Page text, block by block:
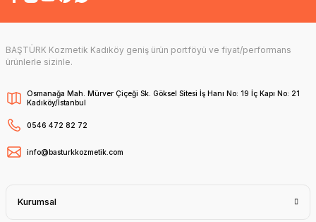
BAŞTÜRK Kozmetik Kadıköy geniş ürün portföyü ve fiyat/performans
ürünlerle sizinle.
Osmanağa Mah. Mürver Çiçeği Sk. Göksel Sitesi İş Hanı No: 19 İç Kapı No: 21
Kadıköy/İstanbul
0546 472 82 72
info@basturkkozmetik.com
Kurumsal